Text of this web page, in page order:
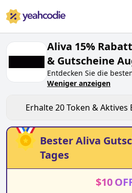
Aliva 15%
& Gutscheine
Entdecken Sie die
von heute fürAugust 2026
Token beialiva.de,
Erhalten Sie
Gutscheincodes
beim Sparen helfen.
Weniger anzeigen
Erhalte20Token & Aktives
BesterAliva
Tages
$10